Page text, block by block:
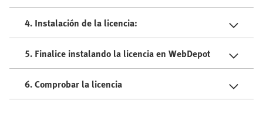
4. Instalación de la licencia:
5. Finalice instalando la licencia en WebDepot
6. Comprobar la licencia